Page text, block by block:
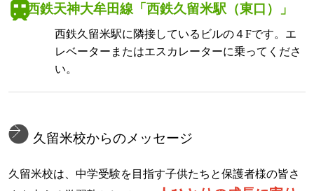
西鉄天神大牟田線「西鉄久留米駅（東口）」
西鉄久留米駅に隣接しているビルの４Fです。エ
レベーターまたはエスカレーターに乗ってくださ
い。
久留米校からのメッセージ
久留米校は、中学受験を目指す子供たちと保護者様の皆さ